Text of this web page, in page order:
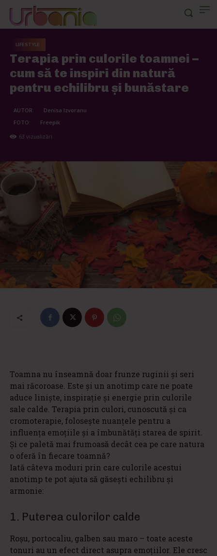
LIFESTYLE
Terapia prin culorile toamnei –
cum să te inspiri din natură
pentru echilibru și bunăstare
AUTOR:
Denisa Izvoranu
FOTO:
Freepik
63 vizualizări
Toamna nu înseamnă doar frunze ruginii și seri
mai răcoroase. Este și un anotimp care ne poate
aduce liniște, inspirație și energie prin culorile
sale calde. Terapia prin culori, cunoscută și ca
cromoterapie, folosește nuanțele pentru a
influența emoțiile și a îmbunătăți starea de spirit.
Și ce paletă mai frumoasă decât cea pe care natura
o oferă în fiecare toamnă?
Iată câteva moduri prin care culorile acestui
anotimp te pot ajuta să găsești echilibru și
armonie:
1. Puterea culorilor calde
Roșu, portocaliu, galben sau maro – toate aceste
tonuri au un efect direct asupra emoțiilor. Ele cresc